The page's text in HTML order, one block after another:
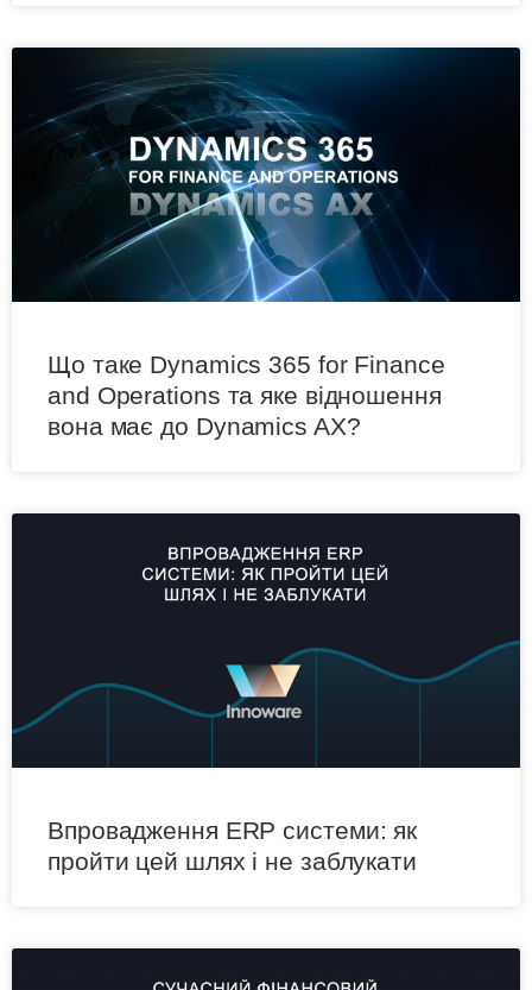
Що таке Dynamics 365 for Finance
and Operations та яке відношення
вона має до Dynamics AX?
Впровадження ERP системи: як
пройти цей шлях і не заблукати